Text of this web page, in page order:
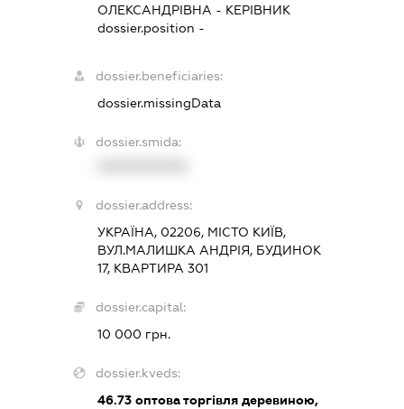
ОЛЕКСАНДРІВНА - КЕРІВНИК
dossier.position -
dossier.beneficiaries:
dossier.missingData
dossier.smida:
dossier.address:
УКРАЇНА, 02206, МІСТО КИЇВ,
ВУЛ.МАЛИШКА АНДРІЯ, БУДИНОК
17, КВАРТИРА 301
dossier.capital:
10 000 грн.
dossier.kveds:
46.73оптова торгівля деревиною,